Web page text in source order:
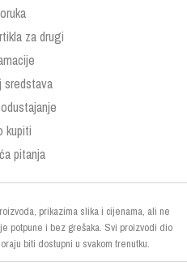
za drugi
sredstava
kupiti
pitanja
prikazima slika i cijenama, ali ne
potpune i bez grešaka. Svi proizvodi dio
biti dostupni u svakom trenutku.